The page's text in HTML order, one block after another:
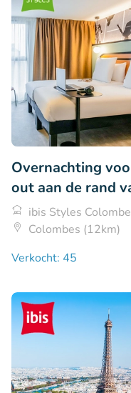
Overnachting
out aan de rand
ibis Styles
Colombes (12km)
Verkocht: 45